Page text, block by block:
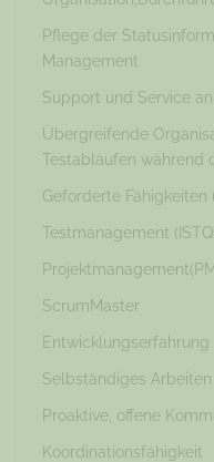
Pflege der
Management
Support und Service
Übergreifende
Testabläufen während
Geforderte Fähigkeiten
Testmanagement
ScrumMaster
Entwicklungserfahrung
Selbständiges Arbeiten
Proaktive, offene
Koordinationsfähigkeit